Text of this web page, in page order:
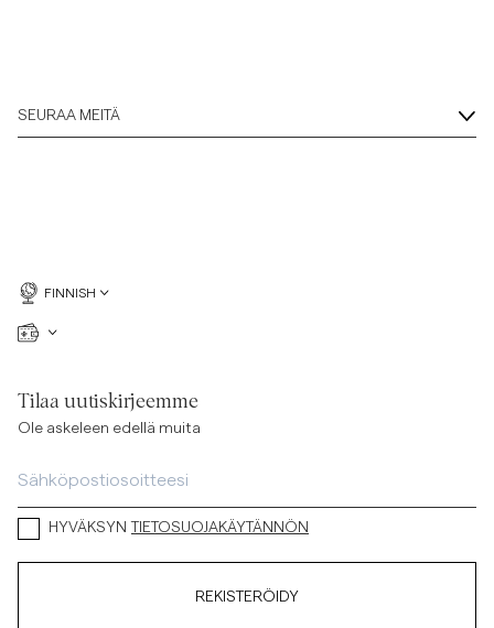
SEURAA MEITÄ
FINNISH
Tilaa uutiskirjeemme
Ole askeleen edellä muita
HYVÄKSYN TIETOSUOJAKÄYTÄNNÖN
REKISTERÖIDY